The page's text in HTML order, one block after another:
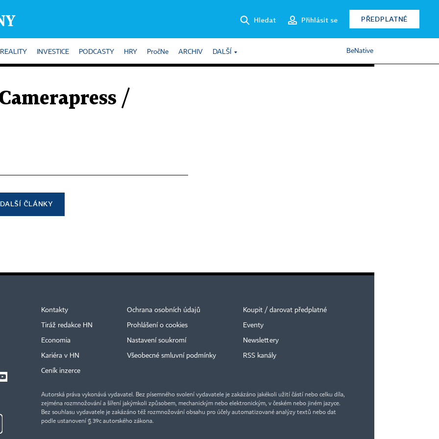
Hledat Přihlásit se PŘEDPLATNÉ
REALITY INVESTICE PODCASTY HRY PročNe ARCHIV DALŠÍ BeNative
/
DALŠÍ ČLÁNKY
Kontakty
Tiráž redakce HN
Economia
Kariéra v HN
Ceník inzerce
Ochrana osobních údajů
Prohlášení o cookies
Nastavení soukromí
Všeobecné smluvní podmínky
Koupit / darovat předplatné
Eventy
Newslettery
RSS kanály
Autorská práva vykonává vydavatel. Bez písemného svolení vydavatele je zakázáno jakékoli užití částí nebo celku díla,
zejména rozmnožování a šíření jakýmkoli způsobem, mechanickým nebo elektronickým, v českém nebo jiném jazyce.
Bez souhlasu vydavatele je zakázáno též rozmnožování obsahu pro účely automatizované analýzy textů nebo dat
podle ustanovení § 39c autorského zákona.